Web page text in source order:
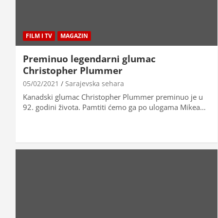
FILM I TV MAGAZIN
Preminuo legendarni glumac
Christopher Plummer
05/02/2021 Sarajevska sehara
Kanadski glumac Christopher Plummer preminuo je u
92. godini života. Pamtiti ćemo ga po ulogama Mikea…